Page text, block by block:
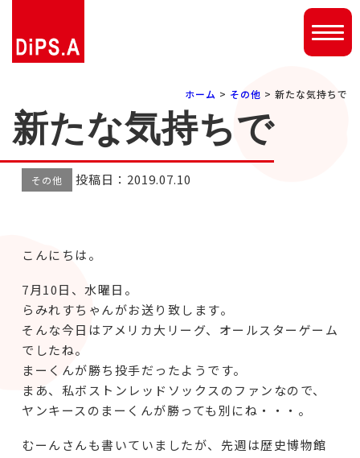
ホーム > その他 > 新たな気持ちで
新たな気持ちで
その他 投稿日：2019.07.10
こんにちは。
7月10日、水曜日。
らみれすちゃんがお送り致します。
そんな今日はアメリカ大リーグ、オールスターゲーム
でしたね。
まーくんが勝ち投手だったようです。
まあ、私ボストンレッドソックスのファンなので、
ヤンキースのまーくんが勝っても別にね・・・。
むーんさんも書いていましたが、先週は歴史博物館